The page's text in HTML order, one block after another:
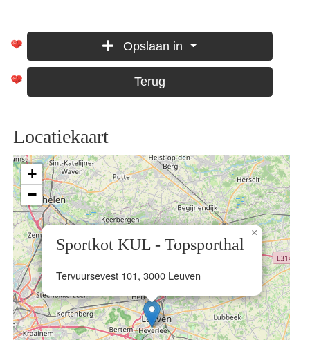
Opslaan in
Terug
Locatiekaart
Sportkot KUL - Topsporthal
Tervuursevest 101, 3000 Leuven
×
+
−